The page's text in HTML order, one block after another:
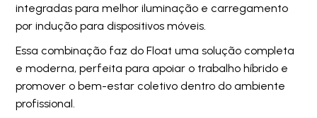
integradas para melhor iluminação e carregamento
por indução para dispositivos móveis.
Essa combinação faz do Float uma solução completa
e moderna, perfeita para apoiar o trabalho híbrido e
promover o bem-estar coletivo dentro do ambiente
profissional.